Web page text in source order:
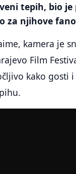
tepih, bio
za njihove
kamera je
Film
kako gosti